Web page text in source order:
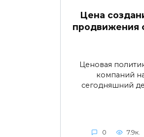
Цена
продвижения
Ценовая
компаний
сегодняшний
0 7.9к.